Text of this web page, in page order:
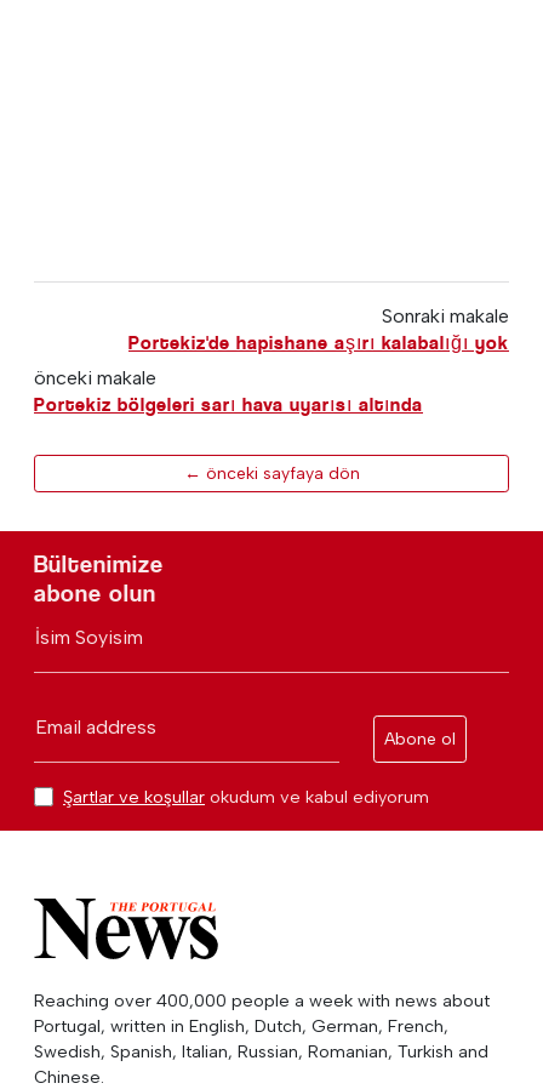
Sonraki makale
Portekiz'de hapishane aşırı kalabalığı yok
önceki makale
Portekiz bölgeleri sarı hava uyarısı altında
← önceki sayfaya dön
Bültenimize
abone olun
İsim Soyisim
Email address
Abone ol
Şartlar ve koşullar okudum ve kabul ediyorum
Reaching over 400,000 people a week with news about
Portugal, written in English, Dutch, German, French,
Swedish, Spanish, Italian, Russian, Romanian, Turkish and
Chinese.